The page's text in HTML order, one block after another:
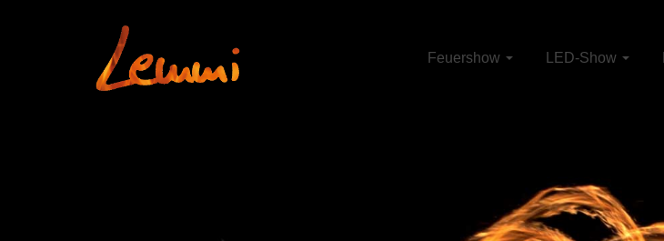
Feuershow LED-Show